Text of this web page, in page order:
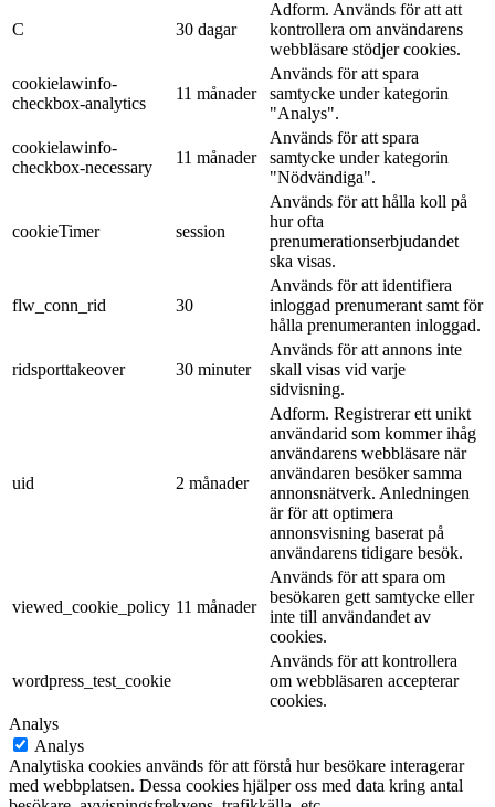
C 30 dagar
Adform. Används för att att
kontrollera om användarens
webbläsare stödjer cookies.
cookielawinfo-
checkbox-analytics
11 månader
Används för att spara
samtycke under kategorin
"Analys".
cookielawinfo-
checkbox-necessary
11 månader
Används för att spara
samtycke under kategorin
"Nödvändiga".
cookieTimer session
Används för att hålla koll på
hur ofta
prenumerationserbjudandet
ska visas.
flw_conn_rid 30
Används för att identifiera
inloggad prenumerant samt för
hålla prenumeranten inloggad.
ridsporttakeover 30 minuter
Används för att annons inte
skall visas vid varje
sidvisning.
uid 2 månader
Adform. Registrerar ett unikt
användarid som kommer ihåg
användarens webbläsare när
användaren besöker samma
annonsnätverk. Anledningen
är för att optimera
annonsvisning baserat på
användarens tidigare besök.
viewed_cookie_policy 11 månader
Används för att spara om
besökaren gett samtycke eller
inte till användandet av
cookies.
wordpress_test_cookie
Används för att kontrollera
om webbläsaren accepterar
cookies.
Analys
Analys
Analytiska cookies används för att förstå hur besökare interagerar
med webbplatsen. Dessa cookies hjälper oss med data kring antal